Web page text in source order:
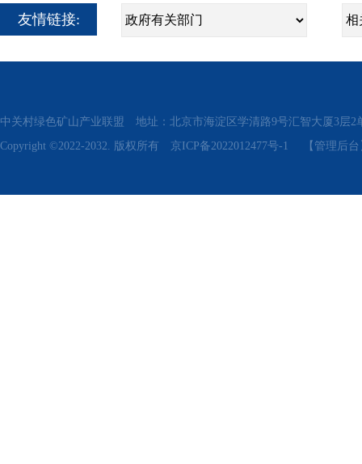
友情链接:
中关村绿色矿山产业联盟 地址：北京市海淀区学清路9号汇智大厦3层
Copyright ©2022-2032. 版权所有 京ICP备2022012477号-1 【管理后